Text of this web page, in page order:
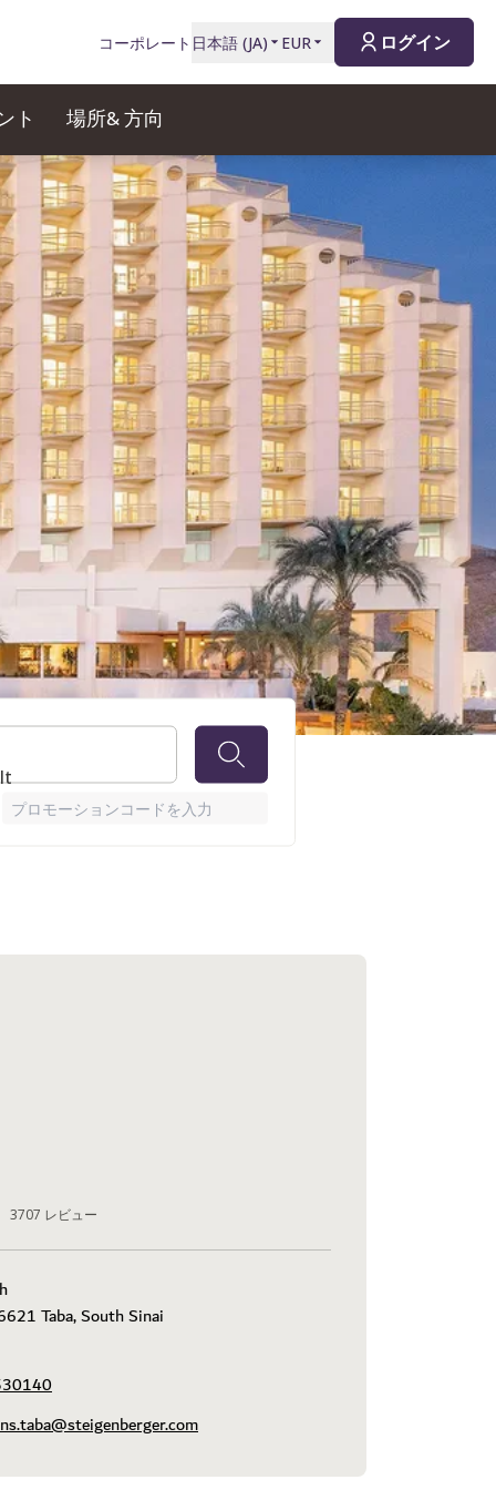
コーポレート 日本語 (JA) EUR ログイン
ト 場所& 方向
レッ
プロモーションコードを入力
3707 レビュー
Taba, South Sinai